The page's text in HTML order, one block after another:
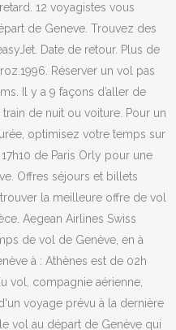
12 voyagistes vous
de Geneve. Trouvez des
Date de retour. Plus de
Réserver un vol pas
Il y a 9 façons d’aller de
de nuit ou voiture. Pour un
optimisez votre temps sur
de Paris Orly pour une
Offres séjours et billets
la meilleure offre de vol
Aegean Airlines Swiss
de vol de Genève, en à
à : Athènes est de 02h
vol, compagnie aérienne,
voyage prévu à la dernière
vol au départ de Genève qui